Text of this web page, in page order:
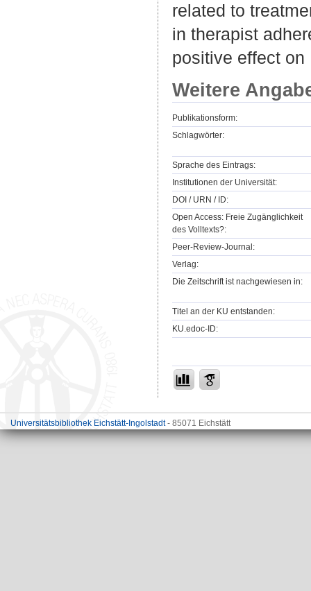
related to
in therapist
positive effect on
Weitere
Publikationsform:
Schlagwörter:
Sprache des Eintrags:
Institutionen der Universität:
DOI / URN / ID:
Open Access: Freie Zugänglichkeit
des Volltexts?:
Peer-Review-Journal:
Verlag:
Die Zeitschrift ist nachgewiesen in:
Titel an der KU entstanden:
KU.edoc-ID:
Universitätsbibliothek Eichstätt-Ingolstadt- 85071 Eichstätt